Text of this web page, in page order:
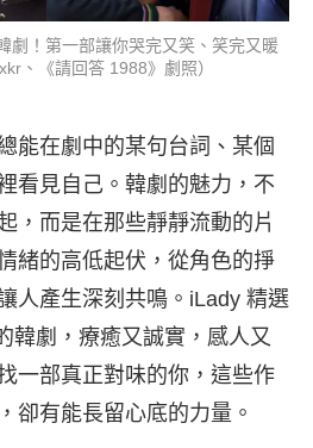
劇！第一部讓你哭完又笑、笑完又暖
、《請回答 1988》劇照）
能在劇中的某句台詞、某個
看見自己。韓劇的魅力，不
，而是在那些靜靜流動的片
緒的高低起伏，從角色的掙
人產生深刻共鳴。iLady 精選
韓劇，療癒又誠實，感人又
一部真正對味的你，這些作
卻有能長留心底的力量。